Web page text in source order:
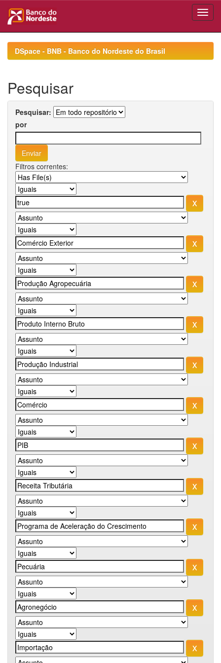
navigationDSpace - BNB - Banco do Nordeste do Brasil
Pesquisar
Pesquisar:
por
Filtros correntes: